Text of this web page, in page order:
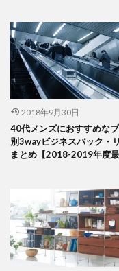
2018年9月30日
40代メンズにおすすめな
別3wayビジネスバック・
まとめ【2018-2019年度最